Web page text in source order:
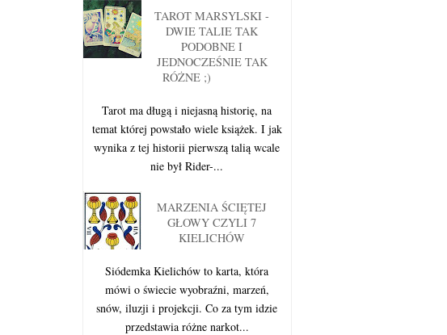
TAROT MARSYLSKI -
DWIE TALIE TAK
PODOBNE I
JEDNOCZEŚNIE TAK
RÓŻNE ;)
Tarot ma długą i niejasną historię, na
temat której powstało wiele książek. I jak
wynika z tej historii pierwszą talią wcale
nie był Rider-...
MARZENIA ŚCIĘTEJ
GŁOWY CZYLI 7
KIELICHÓW
Siódemka Kielichów to karta, która
mówi o świecie wyobraźni, marzeń,
snów, iluzji i projekcji. Co za tym idzie
przedstawia różne narkot...